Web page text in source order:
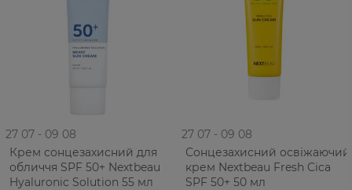
27 07 - 09 08
Крем сонцезахисний для
обличчя SPF 50+ Nextbeau
Hyaluronic Solution 55 мл
27 07 - 09 08
Сонцезахисний освіжаючий
крем Nextbeau Fresh Cica
SPF 50+ 50 мл